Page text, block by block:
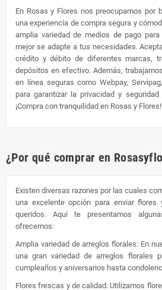
En Rosas y Flores nos preocupamos por
una experiencia de compra segura y
amplia variedad de medios de pago
mejor se adapte a tus necesidades.
crédito y débito de diferentes marcas,
depósitos en efectivo. Además,
en línea seguras como Webpay,
para garantizar la privacidad y
¡Compra con tranquilidad en Rosas y Flores!
¿Por qué comprar en
Existen diversas razones por las cuales
una excelente opción para enviar
queridos. Aquí te presentamos
ofrecemos:
Amplia variedad de arreglos florales: En
una gran variedad de arreglos florales
cumpleaños y aniversarios hasta
Flores frescas y de calidad: Utilizamos